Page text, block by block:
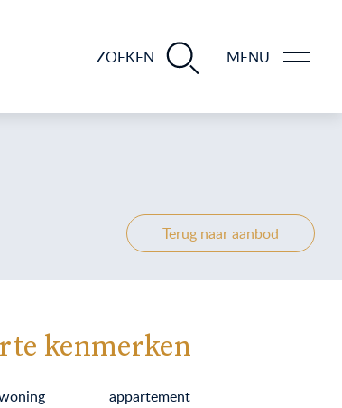
ZOEKEN MENU
Terug naar aanbod
kenmerken
appartement